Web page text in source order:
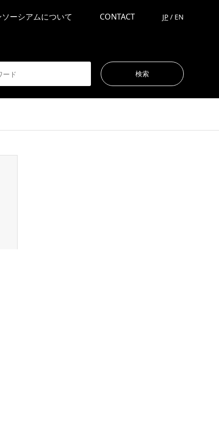
ソーシアムについて CONTACT JP / EN